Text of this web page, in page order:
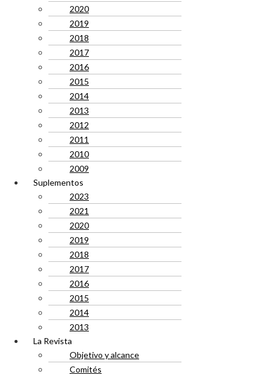
2020
2019
2018
2017
2016
2015
2014
2013
2012
2011
2010
2009
Suplementos
2023
2021
2020
2019
2018
2017
2016
2015
2014
2013
La Revista
Objetivo y alcance
Comités